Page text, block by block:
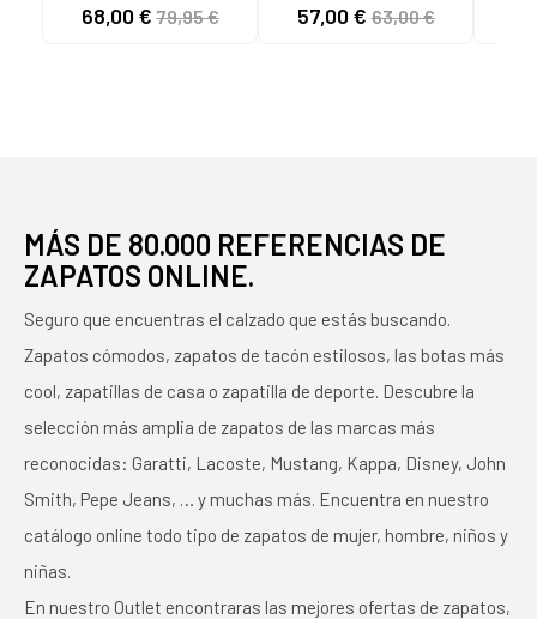
HEBILLA AZUL
68,00 €79,95 €
ORO DORADO
57,00 €63,00 €
MÁS DE 80.000 REFERENCIAS DE
ZAPATOS ONLINE.
Seguro que encuentras el calzado que estás buscando.
Zapatos cómodos, zapatos de tacón estilosos, las botas más
cool, zapatillas de casa o zapatilla de deporte. Descubre la
selección más amplia de zapatos de las marcas más
reconocidas: Garatti, Lacoste, Mustang, Kappa, Disney, John
Smith, Pepe Jeans, … y muchas más. Encuentra en nuestro
catálogo online todo tipo de zapatos de mujer, hombre, niños y
niñas.
En nuestro Outlet encontraras las mejores ofertas de zapatos,